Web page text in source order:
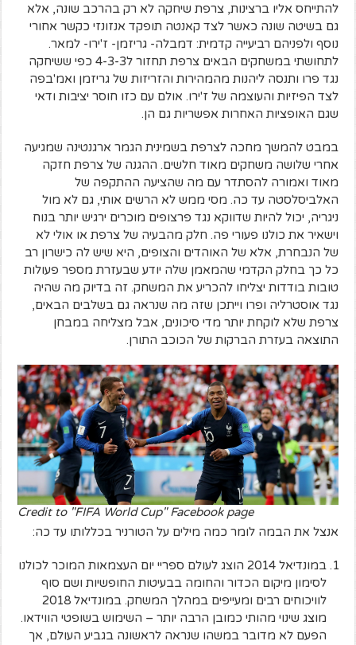
להתייחס אליו ברצינות, צרפת שיחקה לא רק בהרכב שונה, אלא
גם בשיטה שונה כאשר לצד קאנטה תופקד אנזונזי כקשר אחורי
נוסף ולפניהם רביעייה קדמית: דמבלה- גריזמן- ז'ירו- למאר.
לתחושתי במשחקים הבאים צרפת תחזור ל4-3-3 כפי ששיחקה
נגד פרו ותנסה ליהנות מהמהירות והזריזות של גריזמן ואמ'בפה
לצד הפיזיות והעוצמה של ז'ירו. אולם עם כזו חוסר יציבות ודאי
שגם האופציות האחרות אפשריות גם הן.
במבט להמשך מחכה לצרפת בשמינית הגמר ארגנטינה שמגיעה
אחרי שלושה משחקים מאוד חלשים. ההגנה של צרפת חזקה
מאוד ואמורה להסתדר עם מה שהציעה ההתקפה של
האלביסלסטה עד כה. מסי ממש לא הרשים אותי, גם לא מול
ניגריה, יכול להיות שדווקא נגד פרצופים מוכרים ירגיש יותר בנוח
וישאיר את כולנו פעורי פה. חלק מהבעיה של צרפת או אולי לא
של הנבחרת, אלא של האוהדים והצופים, היא שיש לה כישרון רב
כל כך בחלק הקדמי שהמאמן שלה יודע שבעזרת מספר פעולות
טובות בודדות יצליחו להכריע את המשחק. זה בדיוק מה שהיה
נגד אוסטרליה ופרו וייתכן שזה מה שנראה גם בשלבים הבאים,
צרפת שלא לוקחת יותר מדי סיכונים, אבל מצליחה במבחן
התוצאה בעזרת הברקות של הכוכב התורן.
Credit to "FIFA World Cup" Facebook page
אנצל את הבמה לומר כמה מילים על הטורניר בכללותו עד כה:
במונדיאל 2014 הוצג לעולם ספריי יום העצמאות המוכר לכולנו
לסימון מיקום הכדור והחומה בבעיטות החופשיות ושם סוף
לוויכוחים רבים ומעייפים במהלך המשחק. במונדיאל 2018
מוצג שינוי מהותי כמובן הרבה יותר – השימוש בשופטי הווידאו.
הפעם לא מדובר במשהו שנראה לראשונה בגביע העולם, אך